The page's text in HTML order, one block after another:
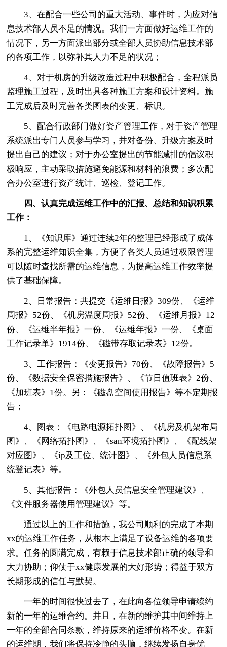
3、在配合一些公司的重大活动、事件时，为应对信
息技术部人员不足的情况。我们一方面做好运维工作的
情况下，另一方面派出部分或全部人员协助信息技术部
的各项工作，以弥补其人力不足的状况；
4、对于机房的升级改造过程中积极配合，全程派员
监理施工过程，及时出具各种施工方案和设计资料。施
工完成后及时完善各类图表的变更、标识。
5、配合行政部门做好资产管理工作，对于资产管理
系统派出专门人员参与学习，并对备份、升级方案及时
提出自己的建议；对于办公室提出的节能减排的倡议积
极响应，主动采取措施避免能源和材料的浪费；多次配
合办公室进行资产统计、巡检、登记工作。
四、认真完成运维工作中的汇报、总结和知识积累
工作：
1、《知识库》通过连续2年的整理已经形成了成体
系的完整运维知识全集，方便了各类人员通过权限管理
可以随时查找所需的运维信息，为提高运维工作效率提
供了基础保障。
2、日常报告：共提交《运维日报》309份、《运维
周报》52份、《机房温度周报》52份、《运维月报》12
份、《运维半年报》一份、《运维年报》一份、《桌面
工作记录单》1914份、《磁带存取记录表》12份。
3、工作报告：《变更报告》70份、《故障报告》5
份、《数据安全保密措施报告》、《节日值班表》2份、
《加班表》1份。另：《磁盘空间使用报告》等不定期报
告；
4、图表：《电路电源拓扑图》、《机房及机架布局
图》、《网络拓扑图》、《san环境拓扑图》、《配线架
对应图》、《ip及工位、统计图》、《外包人员信息系
统登记表》等。
5、其他报告：《外包人员信息安全管理建议》、
《文件服务器使用管理建议》等。
通过以上的工作和措施，我公司顺利的完成了本期
xx的运维工作任务，从根本上满足了设备运维的各项要
求。任务的圆满完成，有赖于信息技术部正确的领导和
大力协助；仰仗于xx健康发展的大好形势；得益于双方
长期形成的信任与默契。
一年的时间很快过去了，在此向各位领导申请续约
新的一年的运维合约。并且，在新的维护其中间维持上
一年的全部合同条款，维持原来的运维价格不变。在新
的运维期，我们将保持冷静的头脑，继续发扬自身优